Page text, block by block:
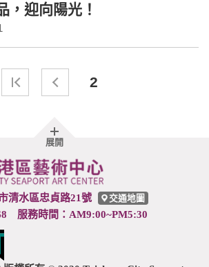
，迎向陽光！
2
展開胖
尾
清水區忠貞路21號 交通地圖
服務時間：AM9:00~PM5:30